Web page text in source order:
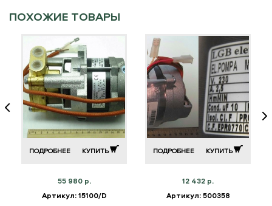
ПОХОЖИЕ ТОВАРЫ
ПОДРОБНЕЕ КУПИТЬ
55 980 р.
Артикул: 15100/D
ПОДРОБНЕЕ КУПИТЬ
12 432 р.
Артикул: 500358